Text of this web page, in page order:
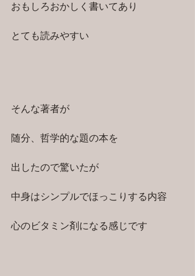
おもしろおかしく書いてあり
とても読みやすい
そんな著者が
随分、哲学的な題の本を
出したので驚いたが
中身はシンプルでほっこりする内容
心のビタミン剤になる感じです